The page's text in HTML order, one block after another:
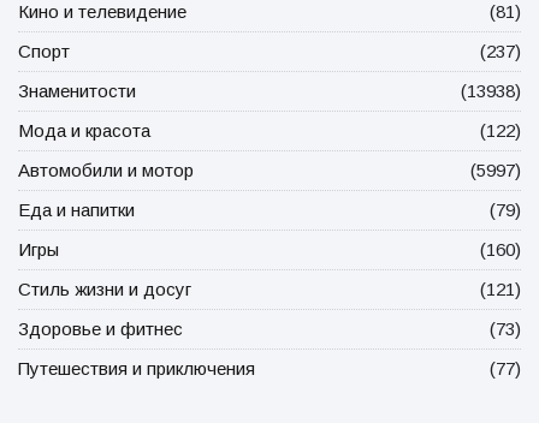
Кино и телевидение
(81)
Спорт
(237)
Знаменитости
(13938)
Мода и красота
(122)
Автомобили и мотор
(5997)
Еда и напитки
(79)
Игры
(160)
Стиль жизни и досуг
(121)
Здоровье и фитнес
(73)
Путешествия и приключения
(77)